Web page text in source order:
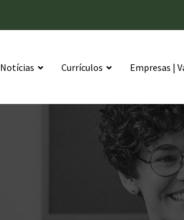
Notícias Currículos Empresas |